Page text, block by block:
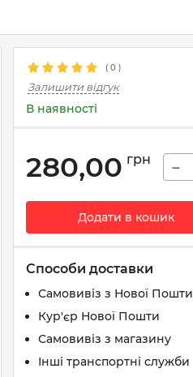
( 0 )
Залишити відгук
В наявності
280,00 грн −
Додати в кошик
Способи доставки
Самовивіз з Нової Пошти
Кур'єр Нової Пошти
Самовивіз з магазину
Інші транспортні служби